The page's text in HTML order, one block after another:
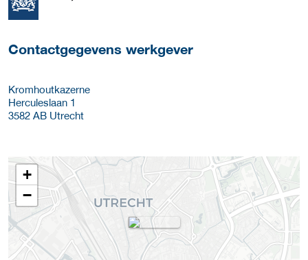
Contactgegevens werkgever
Kromhoutkazerne
Herculeslaan 1
3582 AB Utrecht
+
−